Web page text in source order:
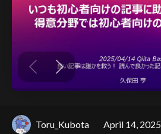
Toru_Kubota April 14, 2025